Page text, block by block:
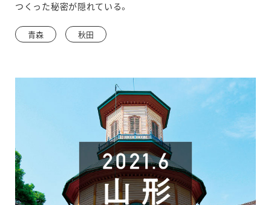
開
き
ま
す
つくった秘密が隠れている。
青森 秋田